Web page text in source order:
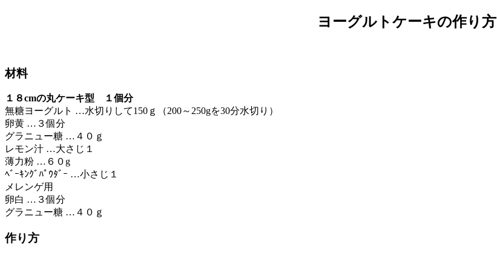
ヨーグルトケーキの作り方
材料
１８cmの丸ケーキ型 １個分
無糖ヨーグルト …水切りして150ｇ（200～250gを30分水切り）
卵黄 …３個分
グラニュー糖 …４０ｇ
レモン汁 …大さじ１
薄力粉 …６０g
ﾍﾞｰｷﾝｸﾞﾊﾟｳﾀﾞｰ …小さじ１
メレンゲ用
卵白 …３個分
グラニュー糖 …４０ｇ
作り方